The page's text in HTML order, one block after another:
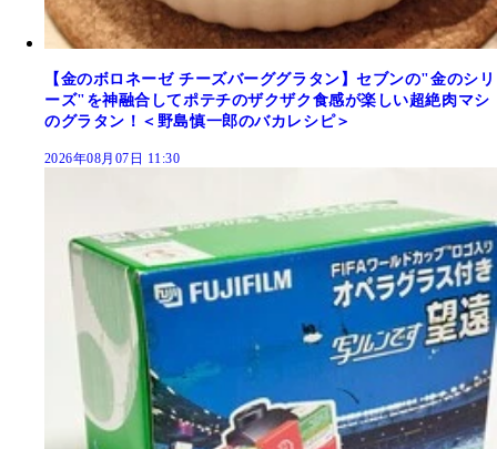
【金のボロネーゼ チーズバーググラタン】セブンの"金のシリ
ーズ"を神融合してポテチのザクザク食感が楽しい超絶肉マシ
のグラタン！＜野島慎一郎のバカレシピ＞
2026年08月07日 11:30